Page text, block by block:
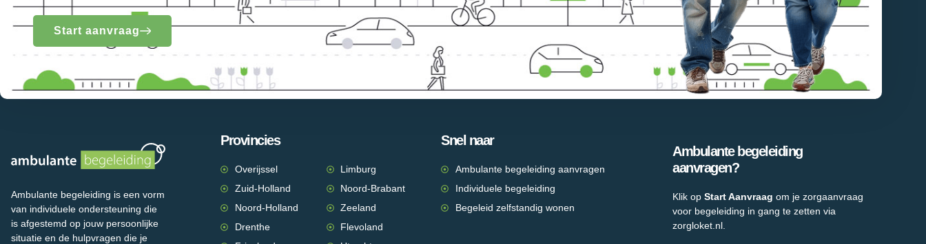
Start aanvraag
Ambulante begeleiding is een vorm
van individuele ondersteuning die
is afgestemd op jouw persoonlijke
situatie en de hulpvragen die je
Provincies
Overijssel
Zuid-Holland
Noord-Holland
Drenthe
Limburg
Noord-Brabant
Zeeland
Flevoland
Snel naar
Ambulante begeleiding aanvragen
Individuele begeleiding
Begeleid zelfstandig wonen
Ambulante begeleiding
aanvragen?
Klik op Start Aanvraag om je zorgaanvraag
voor begeleiding in gang te zetten via
zorgloket.nl.